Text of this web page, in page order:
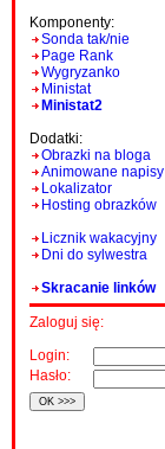
Komponenty:
Sonda tak/nie
Page Rank
Wygryzanko
Ministat
Ministat2
Dodatki:
Obrazki na bloga
Animowane napisy
Lokalizator
Hosting obrazków
Licznik wakacyjny
Dni do sylwestra
Skracanie linków
Zaloguj się:
Login:
Hasło: